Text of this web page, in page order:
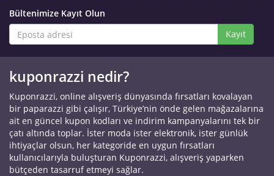
Bültenimize Kayıt Olun
Kayıt
kuponrazzi nedir?
Kuponrazzi, online alışveriş dünyasında fırsatları kovalayan
bir paparazzi gibi çalışır, Türkiye’nin önde gelen mağazalarına
ait en güncel kupon kodları ve indirim kampanyalarını tek bir
çatı altında toplar. İster moda ister elektronik, ister günlük
ihtiyaçlar olsun, her kategoride en uygun fırsatları
kullanıcılarıyla buluşturan Kuponrazzi, alışveriş yaparken
bütçeden tasarruf etmeyi sağlar.